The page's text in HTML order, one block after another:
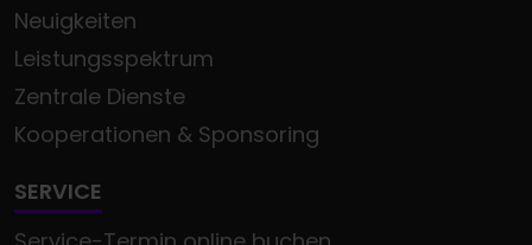
Neuigkeiten
Leistungsspektrum
Zentrale Dienste
Kooperationen & Sponsoring
SERVICE